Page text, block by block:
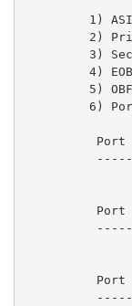
1)
2)
3)
4)
5)
6)
Port
Port
Port